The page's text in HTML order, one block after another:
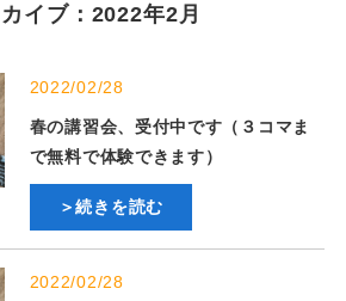
イブ：2022年2月
2022/02/28
春の講習会、受付中です（３コマま
で無料で体験できます）
＞続きを読む
2022/02/28